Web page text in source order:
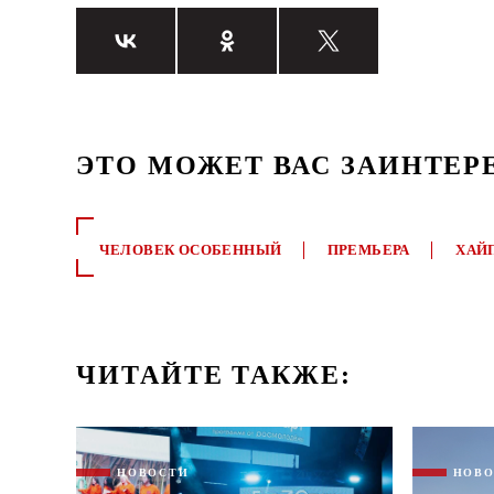
ЭТО МОЖЕТ ВАС
ЧЕЛОВЕК ОСОБЕННЫЙ ПРЕМЬЕРА
ЧИТАЙТЕ ТАКЖЕ:
НОВОСТИ